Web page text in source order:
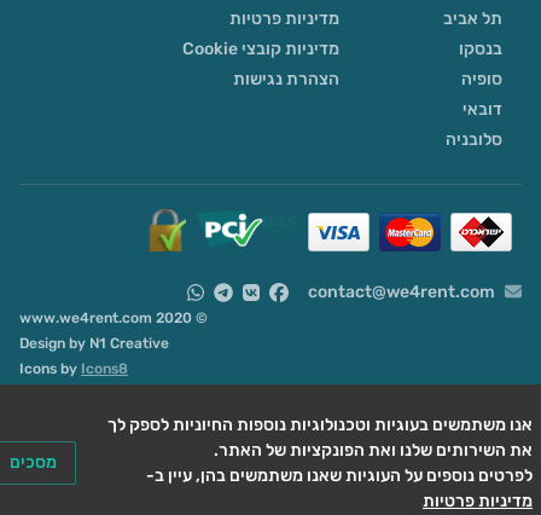
משתמשים בעוגיות וטכנולוגיות נוספות החיוניות לספק לך
נוספים על העוגיות שאנו משתמשים בהן, עיין ב-
פרטיות
מסכים
תל אביב
בנסקו
סופיה
דובאי
סלובניה
מדיניות פרטיות
מדיניות קובצי Cookie
הצהרת נגישות
contact@we4rent.com
Design by N1 Creative
Icons byIcons8